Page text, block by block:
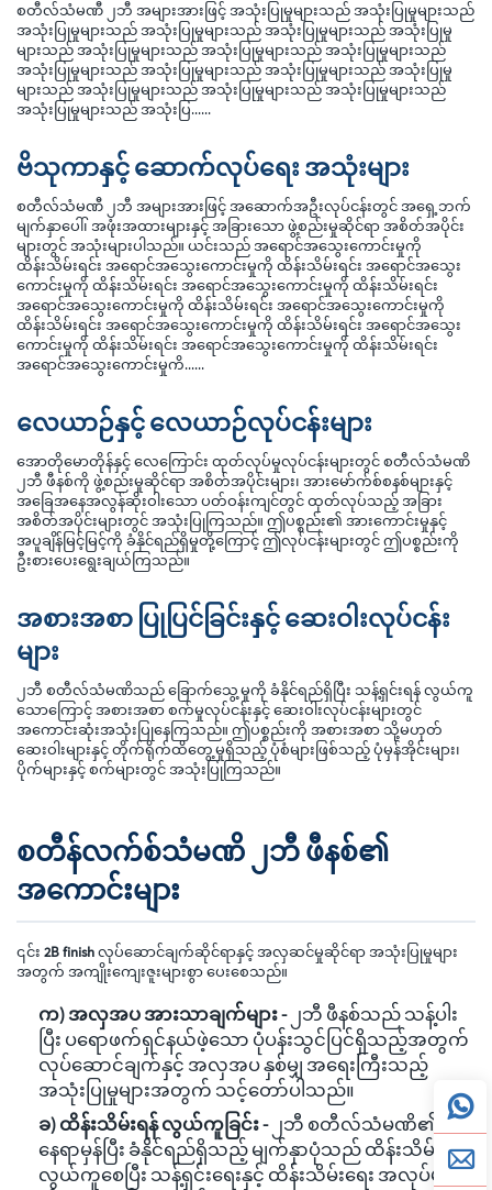
စတီလ်သံမဏီ ၂ဘီ အများအားဖြင့် အသုံးပြုမှုများသည် အသုံးပြုမှုများသည်
အသုံးပြုမှုများသည် အသုံးပြုမှုများသည် အသုံးပြုမှုများသည် အသုံးပြုမှု
များသည် အသုံးပြုမှုများသည် အသုံးပြုမှုများသည် အသုံးပြုမှုများသည်
အသုံးပြုမှုများသည် အသုံးပြုမှုများသည် အသုံးပြုမှုများသည် အသုံးပြုမှု
များသည် အသုံးပြုမှုများသည် အသုံးပြုမှုများသည် အသုံးပြုမှုများသည်
အသုံးပြုမှုများသည် အသုံးပြ......
ဗိသုကာနှင့် ဆောက်လုပ်ရေး အသုံးများ
စတီလ်သံမဏီ ၂ဘီ အများအားဖြင့် အဆောက်အဦးလုပ်ငန်းတွင် အရှေ့ဘက်
မျက်နှာပေါ်၊ အဖုံးအထားများနှင့် အခြားသော ဖွဲ့စည်းမှုဆိုင်ရာ အစိတ်အပိုင်း
များတွင် အသုံးများပါသည်။ ယင်းသည် အရောင်အသွေးကောင်းမှုကို
ထိန်းသိမ်းရင်း အရောင်အသွေးကောင်းမှုကို ထိန်းသိမ်းရင်း အရောင်အသွေး
ကောင်းမှုကို ထိန်းသိမ်းရင်း အရောင်အသွေးကောင်းမှုကို ထိန်းသိမ်းရင်း
အရောင်အသွေးကောင်းမှုကို ထိန်းသိမ်းရင်း အရောင်အသွေးကောင်းမှုကို
ထိန်းသိမ်းရင်း အရောင်အသွေးကောင်းမှုကို ထိန်းသိမ်းရင်း အရောင်အသွေး
ကောင်းမှုကို ထိန်းသိမ်းရင်း အရောင်အသွေးကောင်းမှုကို ထိန်းသိမ်းရင်း
အရောင်အသွေးကောင်းမှုကိ......
လေယာဉ်နှင့် လေယာဉ်လုပ်ငန်းများ
အောတိုမောတိုန်နှင့် လေကြောင်း ထုတ်လုပ်မှုလုပ်ငန်းများတွင် စတီလ်သံမဏိ
၂ဘီ ဖီနစ်ကို ဖွဲ့စည်းမှုဆိုင်ရာ အစိတ်အပိုင်းများ၊ အားမော်က်စ်စနစ်များနှင့်
အခြေအနေအလွန်ဆိုးဝါးသော ပတ်ဝန်းကျင်တွင် ထုတ်လုပ်သည့် အခြား
အစိတ်အပိုင်းများတွင် အသုံးပြုကြသည်။ ဤပစ္စည်း၏ အားကောင်းမှုနှင့်
အပူချိန်မြင့်မြင့်ကို ခံနိုင်ရည်ရှိမှုတို့ကြောင့် ဤလုပ်ငန်းများတွင် ဤပစ္စည်းကို
ဦးစားပေးရွေးချယ်ကြသည်။
အစားအစာ ပြုပြင်ခြင်းနှင့် ဆေးဝါးလုပ်ငန်း
များ
၂ဘီ စတီလ်သံမဏိသည် ခြောက်သွေ့မှုကို ခံနိုင်ရည်ရှိပြီး သန့်ရှင်းရန် လွယ်ကူ
သောကြောင့် အစားအစာ စက်မှုလုပ်ငန်းနှင့် ဆေးဝါးလုပ်ငန်းများတွင်
အကောင်းဆုံးအသုံးပြုနေကြသည်။ ဤပစ္စည်းကို အစားအစာ သို့မဟုတ်
ဆေးဝါးများနှင့် တိုက်ရိုက်ထိတွေ့မှုရှိသည့် ပုံစံများဖြစ်သည့် ပုံမှန်အိုင်းများ၊
ပိုက်များနှင့် စက်များတွင် အသုံးပြုကြသည်။
စတီန်လက်စ်သံမဏိ ၂ဘီ ဖီနစ်၏
အကောင်းများ
၎င်း 2B finishလုပ်ဆောင်ချက်ဆိုင်ရာနှင့် အလှဆင်မှုဆိုင်ရာ အသုံးပြုမှုများ
အတွက် အကျိုးကျေးဇူးများစွာ ပေးစေသည်။
က) အလှအပ အားသာချက်များ - ၂ဘီ ဖီနစ်သည် သန့်ပါး
ပြီး ပရောဖက်ရှင်နယ်ဖဲ့သော ပုံပန်းသွင်ပြင်ရှိသည့်အတွက်
လုပ်ဆောင်ချက်နှင့် အလှအပ နှစ်မျှ အရေးကြီးသည့်
အသုံးပြုမှုများအတွက် သင့်တော်ပါသည်။
ခ) ထိန်းသိမ်းရန် လွယ်ကူခြင်း - ၂ဘီ စတီလ်သံမဏိ၏
နေရာမှန်ပြီး ခံနိုင်ရည်ရှိသည့် မျက်နှာပုံသည် ထိန်းသိမ်းရန်
လွယ်ကူစေပြီး သန့်ရှင်းရေးနှင့် ထိန်းသိမ်းရေး အလုပ်များ